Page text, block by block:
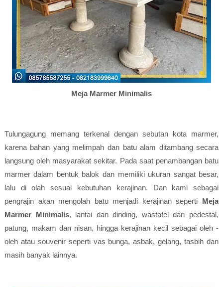
Meja Marmer Minimalis
Tulungagung memang terkenal dengan sebutan kota marmer,
karena bahan yang melimpah dan batu alam ditambang secara
langsung oleh masyarakat sekitar. Pada saat penambangan batu
marmer dalam bentuk balok dan memiliki ukuran sangat besar,
lalu di olah sesuai kebutuhan kerajinan. Dan kami sebagai
pengrajin akan mengolah batu menjadi kerajinan seperti Meja
Marmer Minimalis, lantai dan dinding, wastafel dan pedestal,
patung, makam dan nisan, hingga kerajinan kecil sebagai oleh -
oleh atau souvenir seperti vas bunga, asbak, gelang, tasbih dan
masih banyak lainnya.